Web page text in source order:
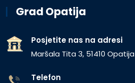
Grad Opatija
Posjetite nas na adresi
Maršala Tita 3, 51410 Opatija
Telefon